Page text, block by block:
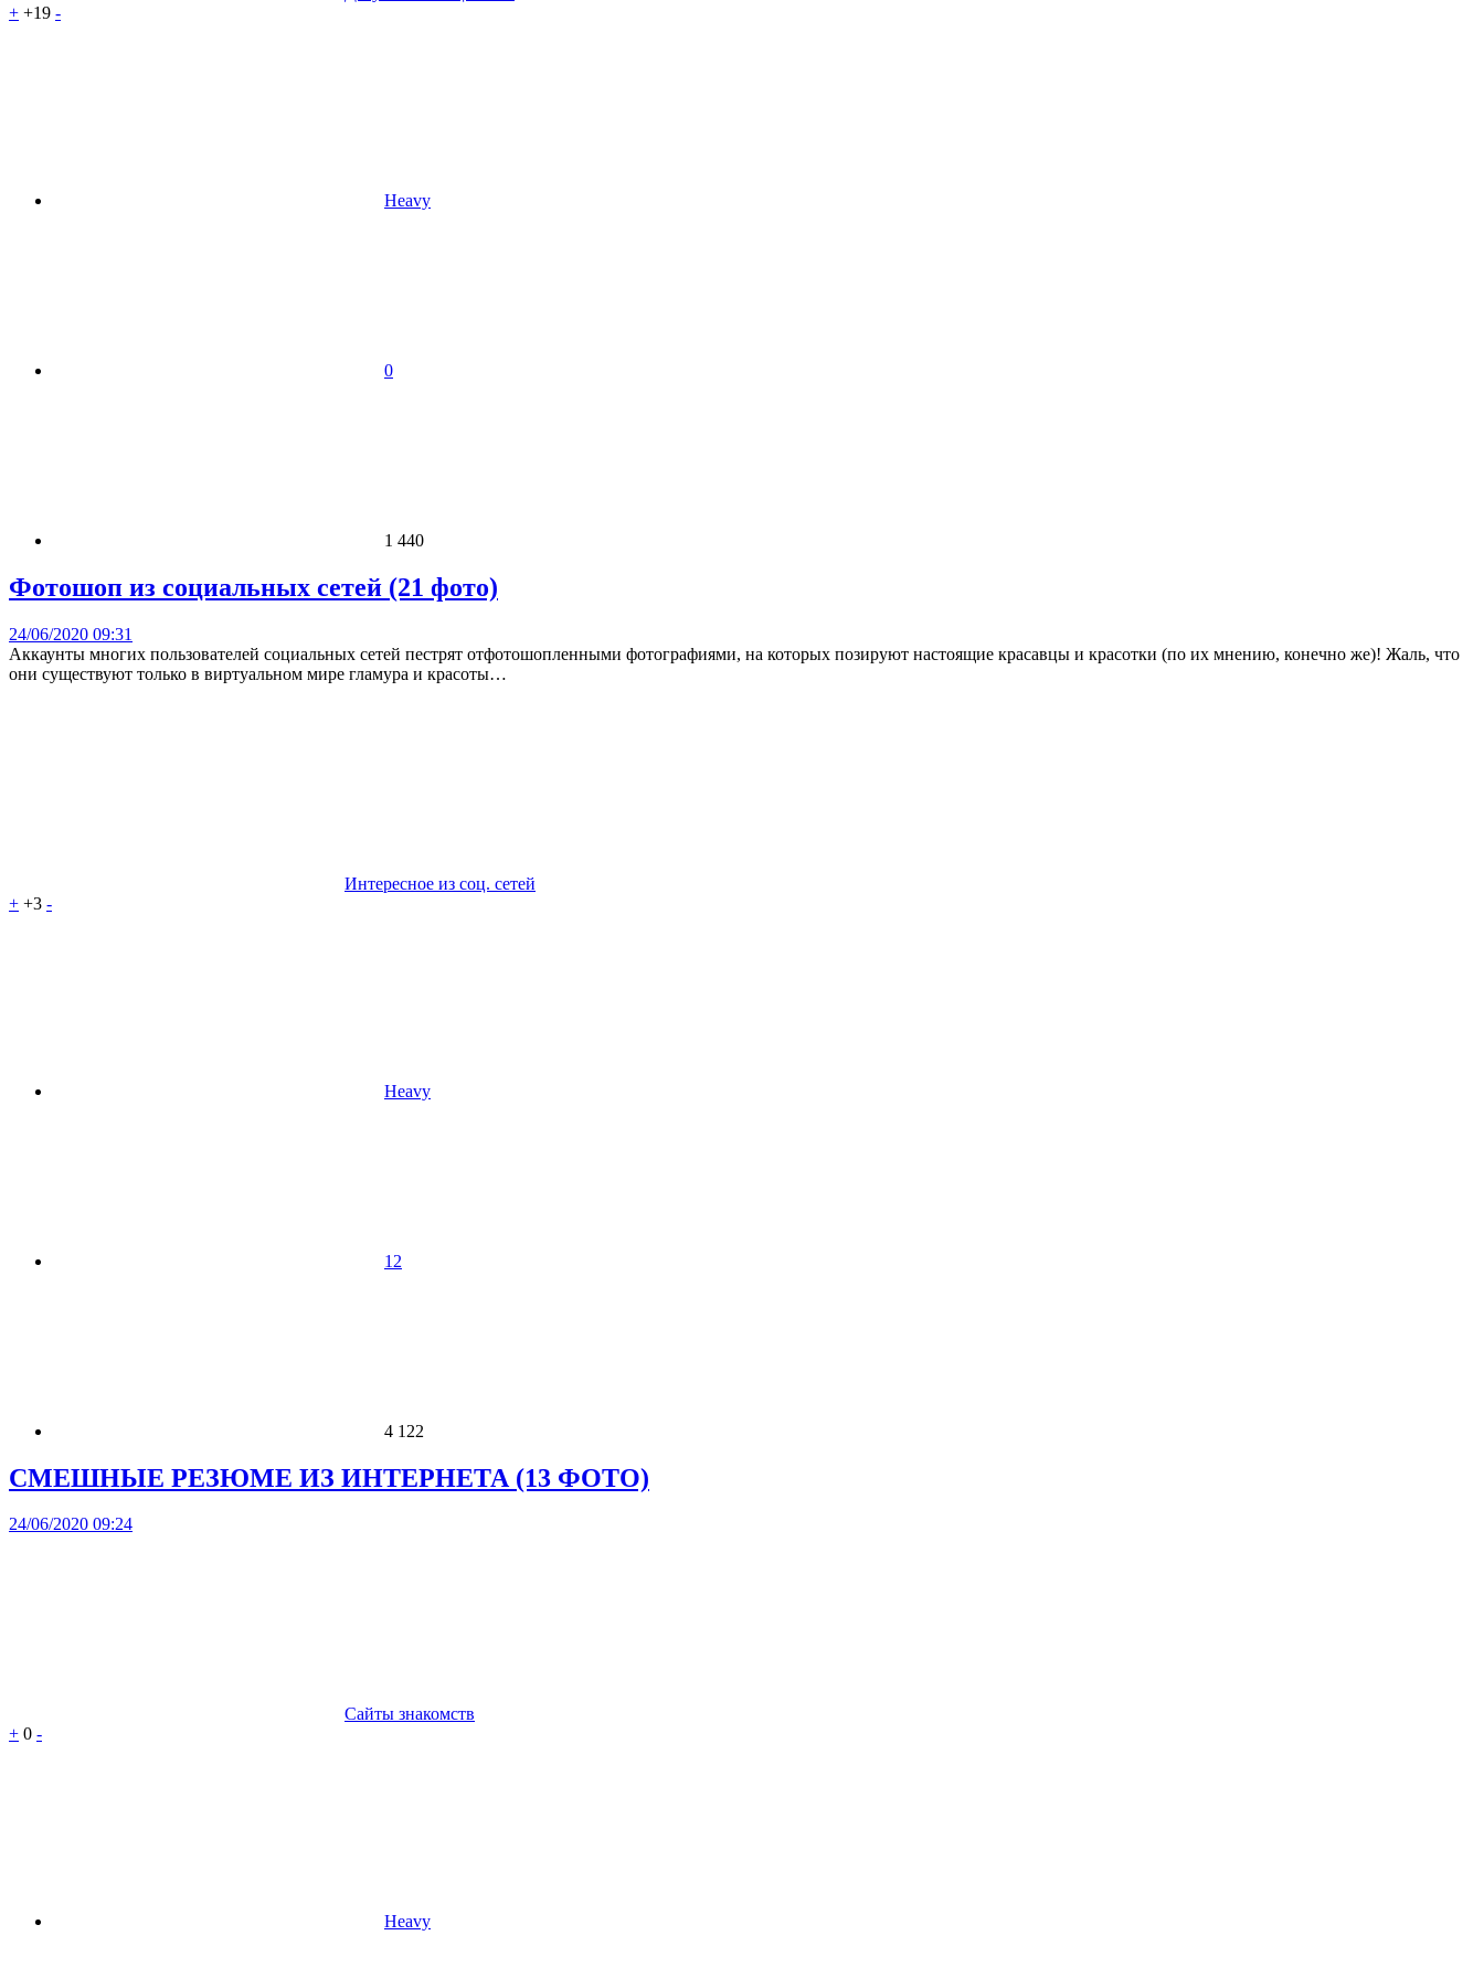
+ +19 -
Heavy
0
1 440
Фотошоп из социальных сетей (21 фото)
24/06/2020 09:31
Аккаунты многих пользователей социальных сетей пестрят отфотошопленными фотографиями, на которых позируют настоящие красавцы и красотки (по их мнению, конечно же)! Жаль, что
они существуют только в виртуальном мире гламура и красоты…
Интересное из соц. сетей
+ +3 -
Heavy
12
4 122
СМЕШНЫЕ РЕЗЮМЕ ИЗ ИНТЕРНЕТА (13 ФОТО)
24/06/2020 09:24
Сайты знакомств
+ 0 -
Heavy